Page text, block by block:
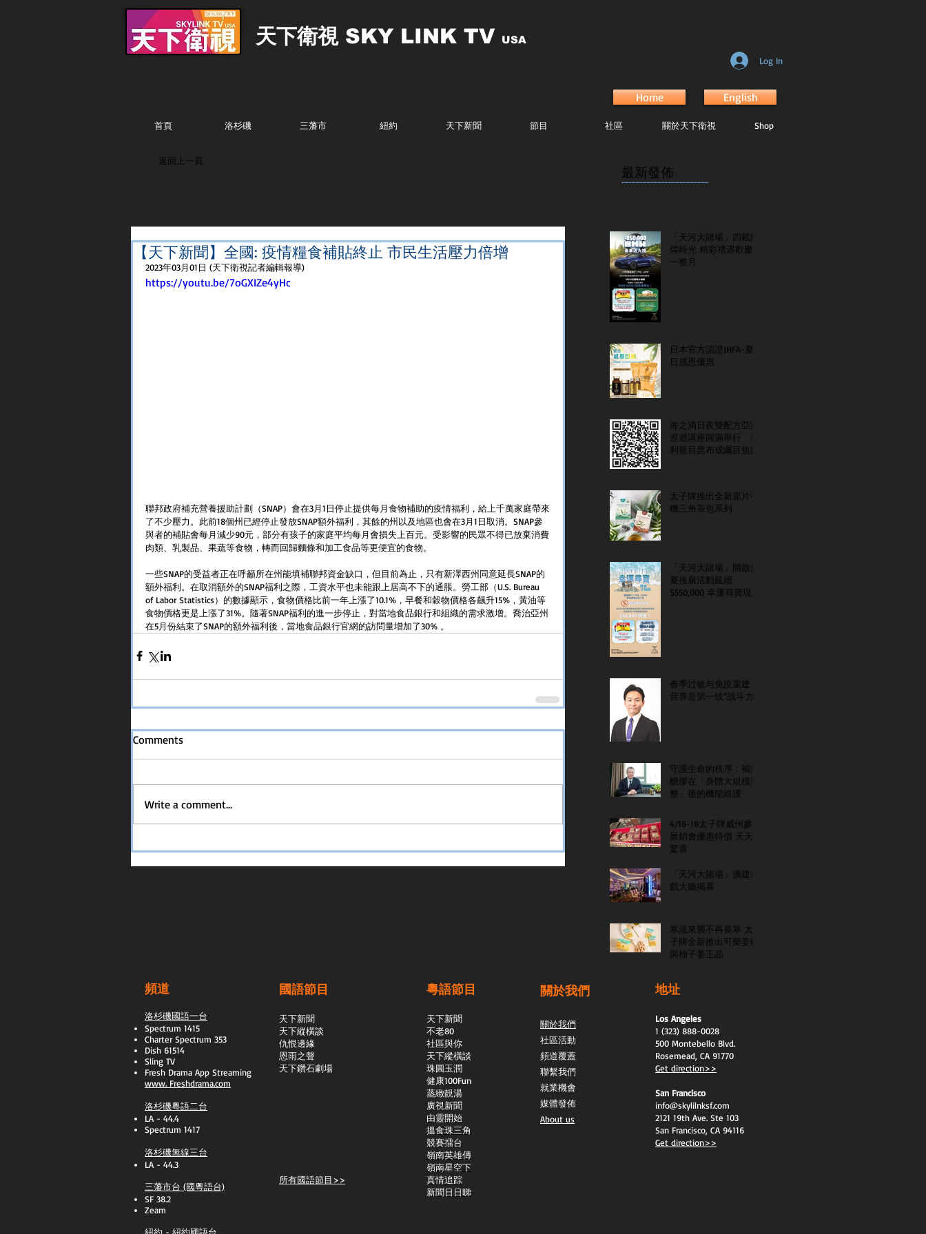
天下衛視SKY LINK TV USA
Log In
Home English
首頁 洛杉磯 三藩市 紐約 天下新聞 節目 社區 關於天下衛視 Shop
返回上一頁
【天下新聞】全國: 疫情糧食補貼終止 市民生活壓力倍增
2023年03月01日 (天下衛視記者編輯報導)
https://youtu.be/7oGXIZe4yHc
聯邦政府補充營養援助計劃（SNAP）會在3月1日停止提供每月食物補助的疫情福利，給上千萬家庭帶來
了不少壓力。此前18個州已經停止發放SNAP額外福利，其餘的州以及地區也會在3月1日取消。SNAP參
與者的補貼會每月減少90元，部分有孩子的家庭平均每月會損失上百元。受影響的民眾不得已放棄消費
肉類、乳製品、果蔬等食物，轉而回歸麵條和加工食品等更便宜的食物。
一些SNAP的受益者正在呼籲所在州能填補聯邦資金缺口，但目前為止，只有新澤西州同意延長SNAP的
額外福利。在取消額外的SNAP福利之際，工資水平也未能跟上居高不下的通脹。勞工部（U.S. Bureau
of Labor Statistics）的數據顯示，食物價格比前一年上漲了10.1%，早餐和穀物價格各飆升15%，黃油等
食物價格更是上漲了31%。隨著SNAP福利的進一步停止，對當地食品銀行和組織的需求激增。喬治亞州
在5月份結束了SNAP的額外福利後，當地食品銀行官網的訪問量增加了30% 。
Comments
Write a comment...
最新發佈
...............................................................
「天河大賭場」四載輝
煌時光 精彩禮遇歡慶
一整月
日本官方認證JHFA-夏
日感恩優惠
海之滴日夜雙配方亞洲
巡迴講座圓滿舉行 專
利籠目昆布成矚目焦點
太子牌推出全新原片有
機三角茶包系列
「天河大賭場」開啟盛
夏推廣活動延續
$550,000 幸運尋寶現金
春季过敏与免疫重建：
营养是第一线“战斗力”
守護生命的秩序：褐藻
醣膠在「身體大規模重
整」後的機能維護
4/16-18太子牌威州參
展銷會優惠特價 天天
驚喜
「天河大賭場」擴建遊
戲大廳揭幕
寒流來襲不再畏寒 太
子牌全新推出可樂姜糖
與柚子姜王晶
頻道
洛杉磯國語一台
Spectrum 1415
Charter Spectrum 353
Dish 61514
Sling TV
​Fresh Drama App Streaming
www. Freshdrama.com
洛杉磯粵語二台
LA - 44.4
Spectrum 1417
洛杉磯無線三台
LA - 44.3
三藩市台 (國粵語台)
SF 38.2
Zeam
國語節目
天下新聞
天下縱橫談
​仇恨邊緣
恩雨之聲
天下鑽石劇場
所有國語節目>>
粵語節目
天下新聞
不老80
社區與你
天下縱橫談
​珠圓玉潤
​健康100Fun
蒸緻靚湯
​廣視新聞
由靈開始
搵食珠三角
競賽擂台
嶺南英雄傳
嶺南星空下
真情追踪
新聞日日睇
關於我們
關於我們
社區活動
頻道覆蓋
聯繫我們
就業機會
媒體發佈
About us
地址
Los Angeles
1 (323) 888-0028
500 Montebello Blvd.
Rosemead, CA 91770
Get direction>>
San Francisco
info@skylilnksf.com
2121 19th Ave. Ste 103
San Francisco, CA 94116
Get direction>>